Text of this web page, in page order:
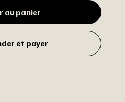
au panier
et payer